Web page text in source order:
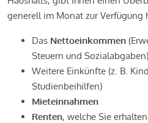
generell im Monat zur Verfügung
Das Nettoeinkommen
Steuern und Sozialabgaben)
Weitere Einkünfte (z. B.
Studienbeihilfen)
Mieteinnahmen
Renten, welche Sie erhalten.